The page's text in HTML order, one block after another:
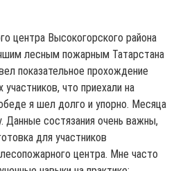
центра Высокогорского района
лесным пожарным Татарстана
показательное прохождение
что приехали на
я шел долго и упорно. Месяца
Данные состязания очень важны,
для участников
центра. Мне часто